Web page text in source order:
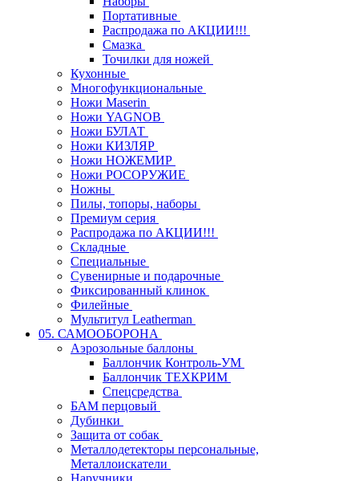
Портативные
Распродажа по АКЦИИ!!!
Смазка
Точилки для ножей
Кухонные
Многофункциональные
Ножи Maserin
Ножи YAGNOB
Ножи БУЛАТ
Ножи КИЗЛЯР
Ножи НОЖЕМИР
Ножи РОСОРУЖИЕ
Ножны
Пилы, топоры, наборы
Премиум серия
Распродажа по АКЦИИ!!!
Складные
Специальные
Сувенирные и подарочные
Фиксированный клинок
Филейные
Мультитул Leatherman
05. САМООБОРОНА
Аэрозольные баллоны
Баллончик Контроль-УМ
Баллончик ТЕХКРИМ
Спецсредства
БАМ перцовый
Дубинки
Защита от собак
Металлодетекторы персональные,
Металлоискатели
Наручники